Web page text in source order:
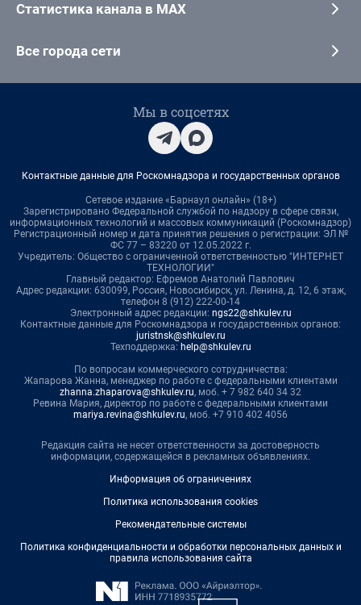
Статистика канала в MAX
Все города сети
Мы в соцсетях
Контактные данные для Роскомнадзора и государственных органов
Сетевое издание «Барнаул онлайн» (18+)
Зарегистрировано Федеральной службой по надзору в сфере связи,
информационных технологий и массовых коммуникаций (Роскомнадзор)
Регистрационный номер и дата принятия решения о регистрации: ЭЛ №
ФС 77 – 83220 от 12.05.2022 г.
Учредитель: Общество с ограниченной ответственностью "ИНТЕРНЕТ
ТЕХНОЛОГИИ"
Главный редактор: Ефремов Анатолий Павлович
Адрес редакции: 630099, Россия, Новосибирск, ул. Ленина, д. 12, 6 этаж,
телефон 8 (912) 222-00-14
Электронный адрес редакции: ngs22@shkulev.ru
Контактные данные для Роскомнадзора и государственных органов:
juristnsk@shkulev.ru
Техподдержка: help@shkulev.ru
По вопросам коммерческого сотрудничества:
Жапарова Жанна, менеджер по работе с федеральными клиентами
zhanna.zhaparova@shkulev.ru, моб. + 7 982 640 34 32
Ревина Мария, директор по работе с федеральными клиентами
mariya.revina@shkulev.ru, моб. +7 910 402 4056
Редакция сайта не несет ответственности за достоверность
информации, содержащейся в рекламных объявлениях.
Информация об ограничениях
Политика использования cookies
Рекомендательные системы
Политика конфиденциальности и обработки персональных данных и
правила использования сайта